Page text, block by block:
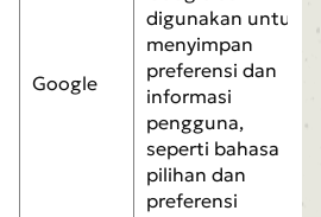
Google
digunakan untuk
menyimpan
preferensi dan
informasi
pengguna,
seperti bahasa
pilihan dan
preferensi